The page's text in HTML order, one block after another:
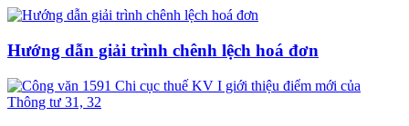
Hướng dẫn giải trình chênh lệch hoá đơn